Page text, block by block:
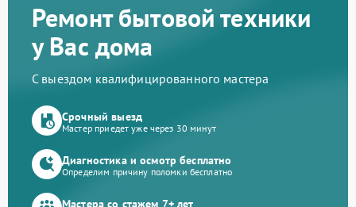
Ремонт бытовой техники
у Вас дома
С выездом квалифицированного мастера
Срочный выезд
Мастер приедет уже через 30 минут
Диагностика и осмотр бесплатно
Определим причину поломки бесплатно
Мастера со стажем 7+ лет